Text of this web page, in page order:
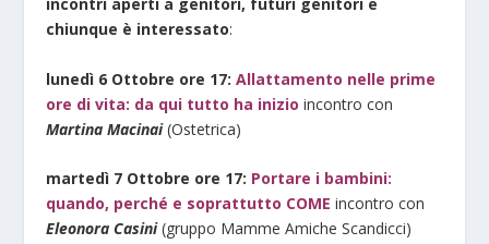
incontri aperti a genitori, futuri genitori e
chiunque è interessato:
lunedì 6 Ottobre ore 17:Allattamento nelle prime
ore di vita: da qui tutto ha inizio incontro con
Martina Macinai(Ostetrica)
martedì 7 Ottobre ore 17: Portare i bambini:
quando, perché e soprattutto COME incontro con
Eleonora Casini(gruppo Mamme Amiche Scandicci)